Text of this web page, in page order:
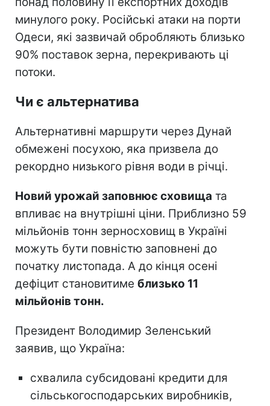
минулого року. Російські атаки на порти
Одеси, які зазвичай обробляють близько
90% поставок зерна, перекривають ці
потоки.
Чи є альтернатива
Альтернативні маршрути через Дунай
обмежені посухою, яка призвела до
рекордно низького рівня води в річці.
Новий урожай заповнює сховища та
впливає на внутрішні ціни. Приблизно 59
мільйонів тонн зерносховищ в Україні
можуть бути повністю заповнені до
початку листопада. А до кінця осені
дефіцит становитиме близько 11
мільйонів тонн.
Президент Володимир Зеленський
заявив, що Україна:
схвалила субсидовані кредити для
сільськогосподарських виробників,